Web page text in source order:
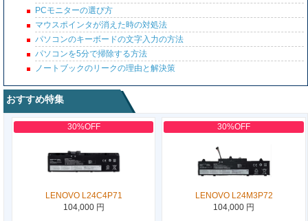
PCモニターの選び方
マウスポインタが消えた時の対処法
パソコンのキーボードの文字入力の方法
パソコンを5分で掃除する方法
ノートブックのリークの理由と解決策
おすすめ特集
30%OFF
LENOVO L24C4P71
104,000 円
30%OFF
LENOVO L24M3P72
104,000 円